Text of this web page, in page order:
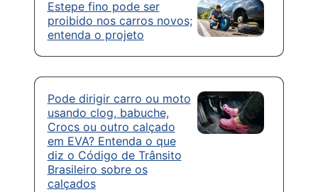
Estepe fino pode ser
proibido nos carros novos;
entenda o projeto
Pode dirigir carro ou moto
usando clog, babuche,
Crocs ou outro calçado
em EVA? Entenda o que
diz o Código de Trânsito
Brasileiro sobre os
calçados